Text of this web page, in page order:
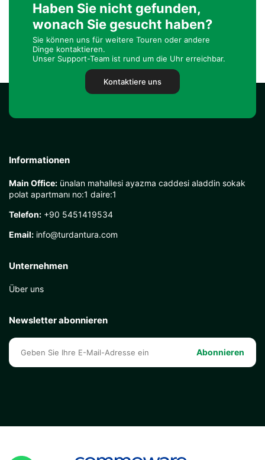
Haben Sie nicht gefunden,
wonach Sie gesucht haben?
Sie können uns für weitere Touren oder andere
Dinge kontaktieren.
Unser Support-Team ist rund um die Uhr erreichbar.
Kontaktiere uns
Informationen
Main Office: ünalan mahallesi ayazma caddesi aladdin sokak
polat apartmanı no:1 daire:1
Telefon: +90 5451419534
Email: info@turdantura.com
Unternehmen
Über uns
Newsletter abonnieren
Abonnieren